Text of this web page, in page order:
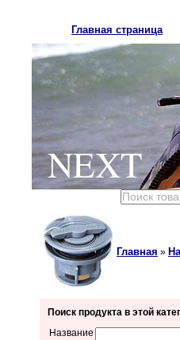
Главная страница
NEXT
Главная »
Поиск продукта в этой
Название